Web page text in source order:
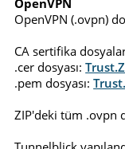
OpenVPN (.ovpn)
CA sertifika
.cer dosyası:
.pem dosyası:
ZIP'deki tüm .ovpn